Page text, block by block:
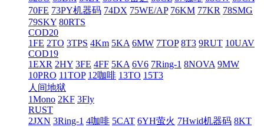
70FE 73PY机器码 74DX 75WE/AP 76KM 77KR 78SMG
79SKY 80RTS
COD20
1FE 2TO 3TPS 4Km 5KA 6MW 7TOP 8T3 9RUT 10UAV
COD19
1EXR 2HY 3FE 4FF 5KA 6V6 7Ring-1 8NOVA 9MW
10PRO 11TOP 12咖啡 13TO 15T3
人间地狱
1Mono 2KF 3Fly
RUST
2JXN 3Ring-1 4咖啡 5CAT 6YH萤火 7Hwid机器码 8KT